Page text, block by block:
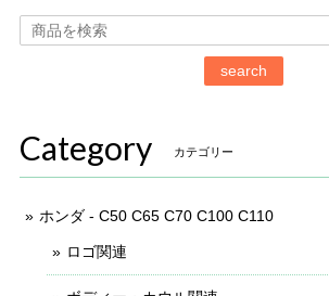
search
Category カテゴリー
ホンダ - C50 C65 C70 C100 C110
ロゴ関連